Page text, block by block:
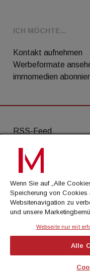
ICH MÖCHTE...
Kontakt aufnehmen
Werbeformate
immomedien
© Cachalot Media
RSS-Feed
AGB
Datenschutz
Kontakt
Impressum
Wenn Sie auf „Alle
Speicherung von Cookies
Websitenavigation zu
und unsere
Webseite nur mit
Alle